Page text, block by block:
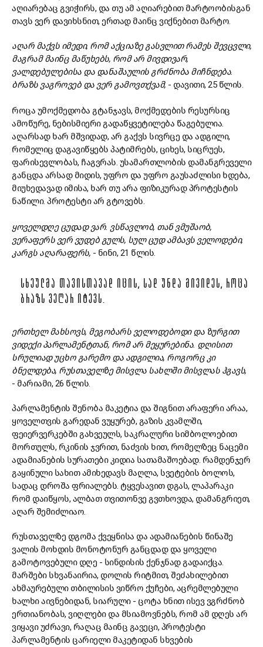
აღიარებაც გვიჭირს, და თუ ამ აღიარებით მარტოობისგან
თავს ვერ დავიხსნით, ერთად მაინც ვიქნებით მარტო.
აღარ მაქვს იმედი, რომ აქციაზე გასვლით რამეს შევცვლი,
მაგრამ მაინც მაწუხებს, რომ არ მივდივარ,
ვალდებულებისა და დანაშაულის გრძნობა მიჩნდება.
ბრაზს ვაგროვებ და ვერ გამოვთქვამ, - დავითი, 25 წლის.
როცა უმოქმედობა გტანჯავს, მოქმედების რესურსიც
ამოწურე, ნებისმიერი გადაწყვეტილება წაგებულია.
აღარსად ხარ მშვიდად, არ გაქვს სივრცე და ადგილი,
რომელიც დაგავიწყებს პატიმრებს, ციხეს, სიცრუეს,
ფარისევლობას, ჩაგვრას. უსამართლობის დამანგრეველი
განცდა არსად მიდის, უფრო და უფრო გაუსაძლისი ხდება,
მიუხედავად იმისა, ხარ თუ არა ფიზიკურად პროტესტის
ნაწილი. პროტესტი არ გტოვებს.
ყოველდღე ცუდად ვარ. ვსწავლობ, თან ვმუშაობ,
ვერაფერს ვერ ვუდებ გულს, სულ ცუდ ამბავს ველოდები,
კარგს აღარაფერს, - ნინი, 21 წლის.
ᲡᲮᲔᲣᲚᲛᲐ ᲗᲐᲕᲘᲡᲗᲐᲕᲐᲓ ᲘᲪᲘᲡ, ᲡᲐᲓ ᲣᲜᲓᲐ ᲛᲘᲕᲘᲓᲔᲡ, ᲠᲝᲪᲐ
ᲑᲠᲐᲖᲡ ᲕᲔᲦᲐᲠ ᲘᲢᲔᲕᲡ.
ერთხელ მახსოვს, მეგობარს ველოდებოდი და ზურგით
ვიდექი პარლამენტთან, რომ არ მეყურებინა. დღისით
სრულიად უცხო გარემო და ადგილია, როგორც კი
ბნელდება, რუსთაველზე მისვლა სახლში მისვლას ჰგავს,
- მარიამი, 26 წლის.
პარლამენტის შენობა მაკეტია და შიგნით არაფერი არაა,
ყოველთვის გარედან ვუყურებ, გაზის კვამლში,
ფეიერვერკებში გახვეულს, საკრალური სიმბოლოებით
მორთულს, რკინის ჯვრით, ნაძვის ხით, რომელზეც ნაცემი
ადამიანების სურათები კიდია სათამაშოებად. რამდენჯერ
გაყინული სახით ამიხედავს მაღლა, სვეტების ბოლოს,
სადაც დროშა ფრიალებს. ტყვესავით დგას, ლაპარაკი
რომ დაიწყოს, ალბათ თვითონვე გვთხოვდა, დამანგრიეთ,
აღარ შემიძლიაო.
რუსთაველზე დგომა ქვეყნისა და ადამიანების წინაშე
ვალის მოხდის მონოტონურ განცდად და ყოველი
გამოტოვებული დღე - სინდისის ქენჯნად გადაიქცა.
მარშები სხვანაირია, დოლის რიტმით, შეძახილებით
ახმაურებული თბილისის ვიწრო ქუჩები, აცრემლებული
ხალხი აივნებიდან, სიარული - ცოტა ხნით ისევ ვგრძნობ
ერთიანობას, ვიღლები და მსიამოვნებს, რომ ამ დღეს არ
ვიყავი უძრავი, რაღაც მაინც გავეცი, პროტესტი
პარლამენტის ცარიელი მაკეტიდან სხვების